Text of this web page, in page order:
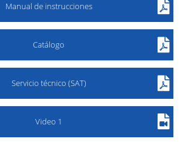
Manual de instrucciones
Catálogo
Servicio técnico (SAT)
Video 1